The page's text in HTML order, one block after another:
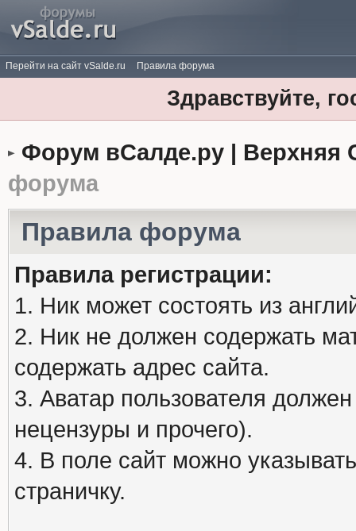
Перейти на сайт vSalde.ru Правила форума
Здравствуйте,
Форум вСалде.ру | Верхняя
форума
Правила форума
Правила регистрации:
1. Ник может состоять из
2. Ник не должен содержать
содержать адрес сайта.
3. Аватар пользователя
нецензуры и прочего).
4. В поле сайт можно
страничку.